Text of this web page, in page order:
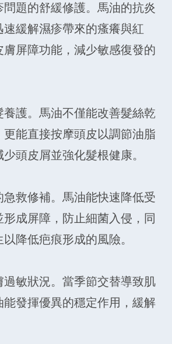
題的舒緩修護。馬油的抗炎
緩解濕疹帶來的瘙癢與紅
屏障功能，減少敏感復發的
護。馬油不僅能改善髮絲乾
能直接按摩頭皮以調節油脂
頭皮屑並強化髮根健康。
救修補。馬油能快速降低受
成屏障，防止細菌入侵，同
降低疤痕形成的風險。
敏狀況。當季節交替導致肌
能發揮優異的穩定作用，緩解